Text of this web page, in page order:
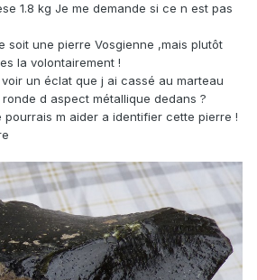
1.8 kg Je me demande si ce n est pas
soit une pierre Vosgienne ,mais plutôt
la volontairement !
un éclat que j ai cassé au marteau
d aspect métallique dedans ?
pourrais m aider a identifier cette pierre !